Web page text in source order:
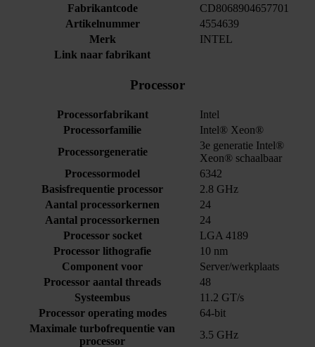
Fabrikantcode
CD8068904657701
Artikelnummer
4554639
Merk
INTEL
Link naar fabrikant
Processor
Processorfabrikant
Intel
Processorfamilie
Intel® Xeon®
Processorgeneratie
3e generatie Intel®
Xeon® schaalbaar
Processormodel
6342
Basisfrequentie processor
2.8 GHz
Aantal processorkernen
24
Aantal processorkernen
24
Processor socket
LGA 4189
Processor lithografie
10 nm
Component voor
Server/werkplaats
Processor aantal threads
48
Systeembus
11.2 GT/s
Processor operating modes
64-bit
Maximale turbofrequentie van
processor
3.5 GHz